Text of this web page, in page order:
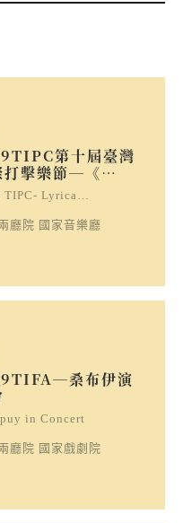
第十屆臺灣
打擊樂節─《…
TIPC- Lyrica…
廳院 國家音樂廳
桑布伊演
in Concert
廳院 國家戲劇院